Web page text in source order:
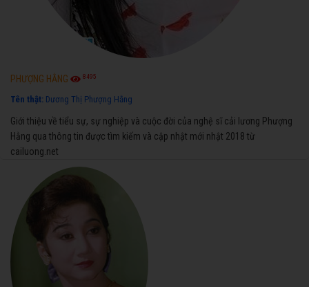
PHƯỢNG HẰNG 8495
Tên thật: Dương Thị Phượng Hằng
Giới thiệu về tiểu sự, sự nghiệp và cuộc đời của nghệ sĩ cải lương Phượng
Hằng qua thông tin được tìm kiếm và cập nhật mới nhật 2018 từ
cailuong.net